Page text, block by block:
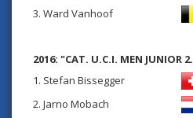
3. Ward Vanhoof
2016: "CAT. U.C.I. MEN JUNIOR
1. Stefan Bissegger
2. Jarno Mobach